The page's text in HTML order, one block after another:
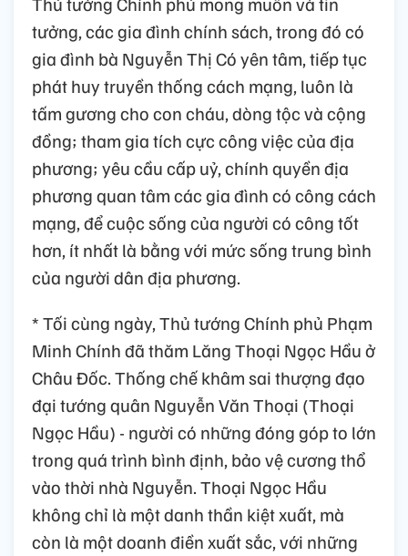
tưởng, các gia đình chính sách, trong đó có
gia đình bà Nguyễn Thị Có yên tâm, tiếp tục
phát huy truyền thống cách mạng, luôn là
tấm gương cho con cháu, dòng tộc và cộng
đồng; tham gia tích cực công việc của địa
phương; yêu cầu cấp uỷ, chính quyền địa
phương quan tâm các gia đình có công cách
mạng, để cuộc sống của người có công tốt
hơn, ít nhất là bằng với mức sống trung bình
của người dân địa phương.
* Tối cùng ngày, Thủ tướng Chính phủ Phạm
Minh Chính đã thăm Lăng Thoại Ngọc Hầu ở
Châu Đốc. Thống chế khâm sai thượng đạo
đại tướng quân Nguyễn Văn Thoại (Thoại
Ngọc Hầu) - người có những đóng góp to lớn
trong quá trình bình định, bảo vệ cương thổ
vào thời nhà Nguyễn. Thoại Ngọc Hầu
không chỉ là một danh thần kiệt xuất, mà
còn là một doanh điền xuất sắc, với những